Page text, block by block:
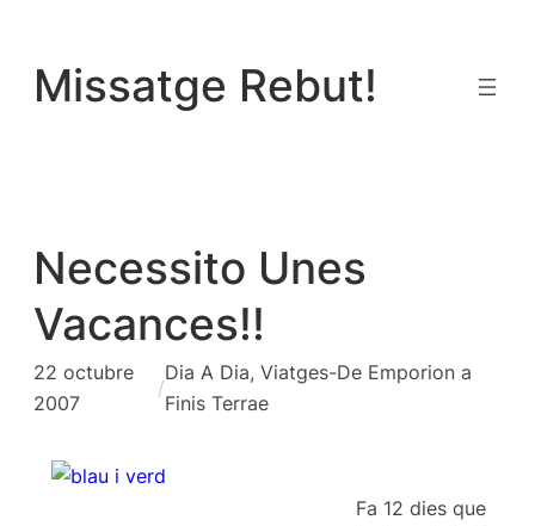
contingut
Missatge Rebut!
Necessito Unes
Vacances!!
22 octubre
2007
/
Dia A Dia, Viatges-De Emporion a
Finis Terrae
Fa 12 dies que